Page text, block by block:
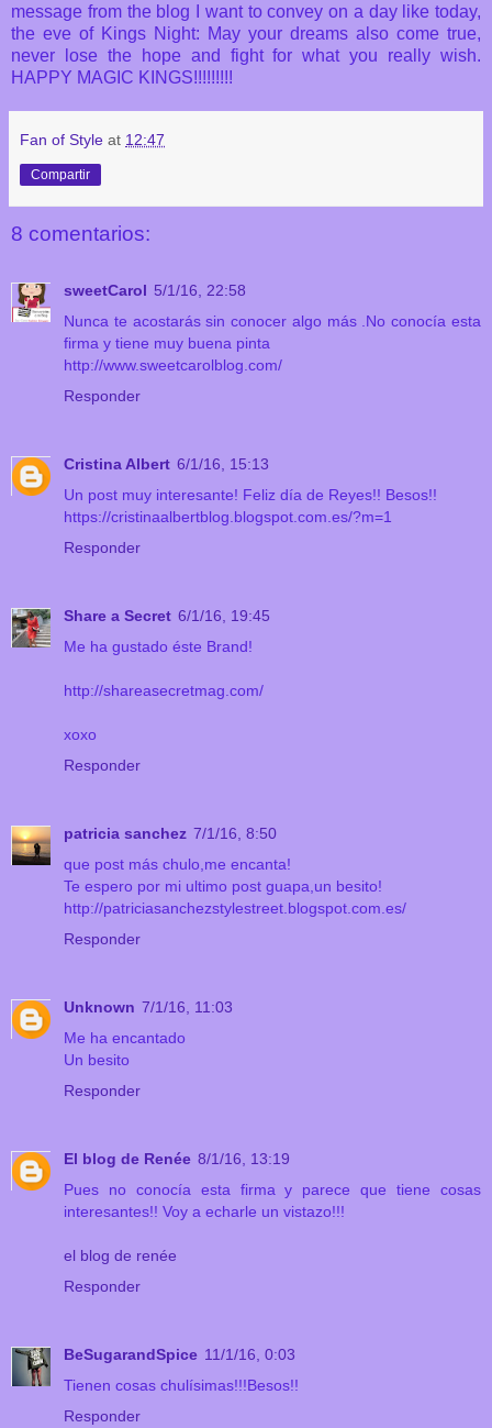
message from the blog I want to convey on a day like today,
the eve of Kings Night: May your dreams also come true,
never lose the hope and fight for what you really wish.
HAPPY MAGIC KINGS!!!!!!!!!
Fan of Style at 12:47
Compartir
8 comentarios:
sweetCarol 5/1/16, 22:58
Nunca te acostarás sin conocer algo más .No conocía esta
firma y tiene muy buena pinta
http://www.sweetcarolblog.com/
Responder
Cristina Albert 6/1/16, 15:13
Un post muy interesante! Feliz día de Reyes!! Besos!!
https://cristinaalbertblog.blogspot.com.es/?m=1
Responder
Share a Secret 6/1/16, 19:45
Me ha gustado éste Brand!
http://shareasecretmag.com/
xoxo
Responder
patricia sanchez 7/1/16, 8:50
que post más chulo,me encanta!
Te espero por mi ultimo post guapa,un besito!
http://patriciasanchezstylestreet.blogspot.com.es/
Responder
Unknown 7/1/16, 11:03
Me ha encantado
Un besito
Responder
El blog de Renée 8/1/16, 13:19
Pues no conocía esta firma y parece que tiene cosas
interesantes!! Voy a echarle un vistazo!!!
el blog de renée
Responder
BeSugarandSpice 11/1/16, 0:03
Tienen cosas chulísimas!!!Besos!!
Responder